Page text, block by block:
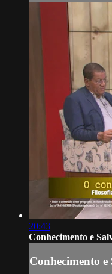
20:43
Conhecimento e
Conhecimento e